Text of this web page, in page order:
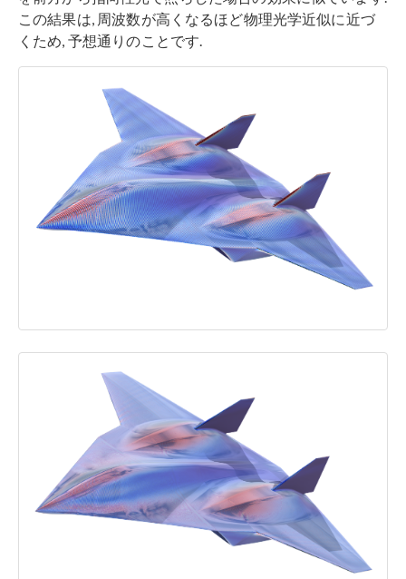
この結果は, 周波数が高くなるほど物理光学近似に近づ
くため, 予想通りのことです.